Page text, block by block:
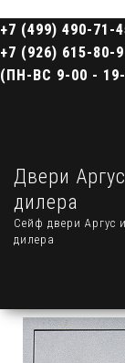
+7 (499) 490-71-
+7 (926) 615-80-
(ПН-ВС 9-00 -
Двери
дилера
Сейф двери Аргус
дилера